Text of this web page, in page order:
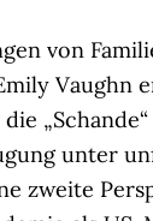
von
unter
zweite